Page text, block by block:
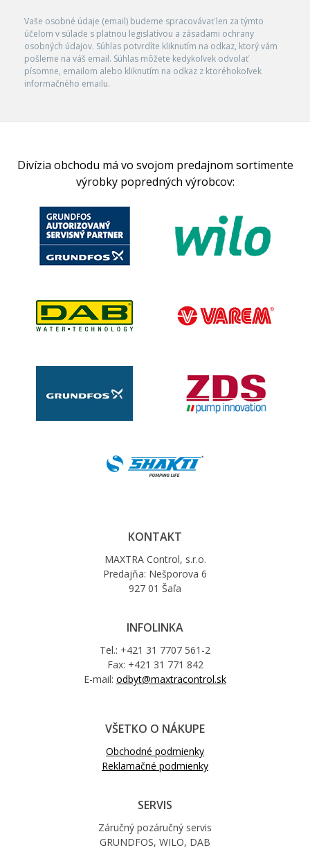
Vaše osobné údaje (email) budeme spracovávať len za týmto
účelom v súlade s platnou legislatívou a zásadami ochrany
osobných údajov. Súhlas potvrdíte kliknutím na odkaz, ktorý vám
pošleme na váš email. Súhlas môžete kedykoľvek odvolať
písomne, emailom alebo kliknutím na odkaz z ktoréhokoľvek
informačného emailu.
Divízia obchodu má vo svojom predajnom sortimente
výrobky popredných výrobcov:
KONTAKT
MAXTRA Control, s.r.o.
Predajňa: Nešporova 6
927 01 Šaľa
INFOLINKA
Tel.: +421 31 7707 561-2
Fax: +421 31 771 842
E-mail: odbyt@maxtracontrol.sk
VŠETKO O NÁKUPE
Obchodné podmienky
Reklamačné podmienky
SERVIS
Záručný pozáručný servis
GRUNDFOS, WILO, DAB